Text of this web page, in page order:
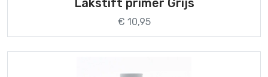
Lakstift primer Grijs
€ 10,95